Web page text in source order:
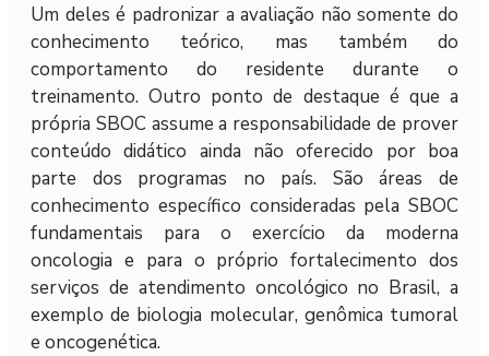
Um deles é padronizar a avaliação não somente do
conhecimento teórico, mas também do
comportamento do residente durante o
treinamento. Outro ponto de destaque é que a
própria SBOC assume a responsabilidade de prover
conteúdo didático ainda não oferecido por boa
parte dos programas no país. São áreas de
conhecimento específico consideradas pela SBOC
fundamentais para o exercício da moderna
oncologia e para o próprio fortalecimento dos
serviços de atendimento oncológico no Brasil, a
exemplo de biologia molecular, genômica tumoral
e oncogenética.